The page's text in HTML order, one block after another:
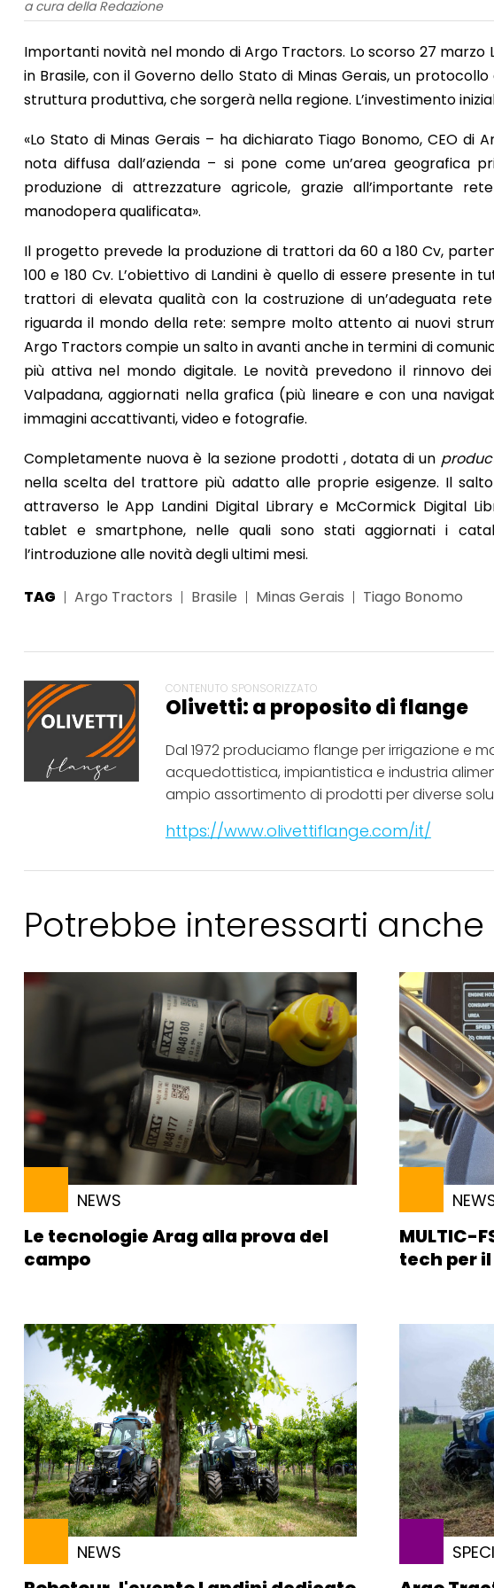
a cura della Redazione
Importanti novità nel mondo di Argo Tractors. Lo scorso 27 marzo
in Brasile, con il Governo dello Stato di Minas Gerais, un
struttura produttiva, che sorgerà nella regione. L’investimento
«Lo Stato di Minas Gerais – ha dichiarato Tiago Bonomo, CEO di
nota diffusa dall’azienda – si pone come un’area geografica
produzione di attrezzature agricole, grazie all’importante
manodopera qualificata».
Il progetto prevede la produzione di trattori da 60 a 180 Cv,
100 e 180 Cv. L’obiettivo di Landini è quello di essere presente
trattori di elevata qualità con la costruzione di un’adeguata
riguarda il mondo della rete: sempre molto attento ai nuovi
Argo Tractors compie un salto in avanti anche in termini di
più attiva nel mondo digitale. Le novità prevedono il rinnovo
Valpadana, aggiornati nella grafica (più lineare e con una
immagini accattivanti, video e fotografie.
Completamente nuova è la sezione prodotti , dotata di un
nella scelta del trattore più adatto alle proprie esigenze. Il
attraverso le App Landini Digital Library e McCormick Digital
tablet e smartphone, nelle quali sono stati aggiornati i
l’introduzione alle novità degli ultimi mesi.
TAG Argo Tractors Brasile Minas Gerais Tiago Bonomo
CONTENUTO SPONSORIZZATO
Olivetti: a proposito di flange
Dal 1972 produciamo flange per irrigazione e
acquedottistica, impiantistica e industria
ampio assortimento di prodotti per diverse
https://www.olivettiflange.com/it/
Potrebbe interessarti anche
NEWS
Le tecnologie Arag alla prova del
campo
MULTIC-
tech per
NEWS